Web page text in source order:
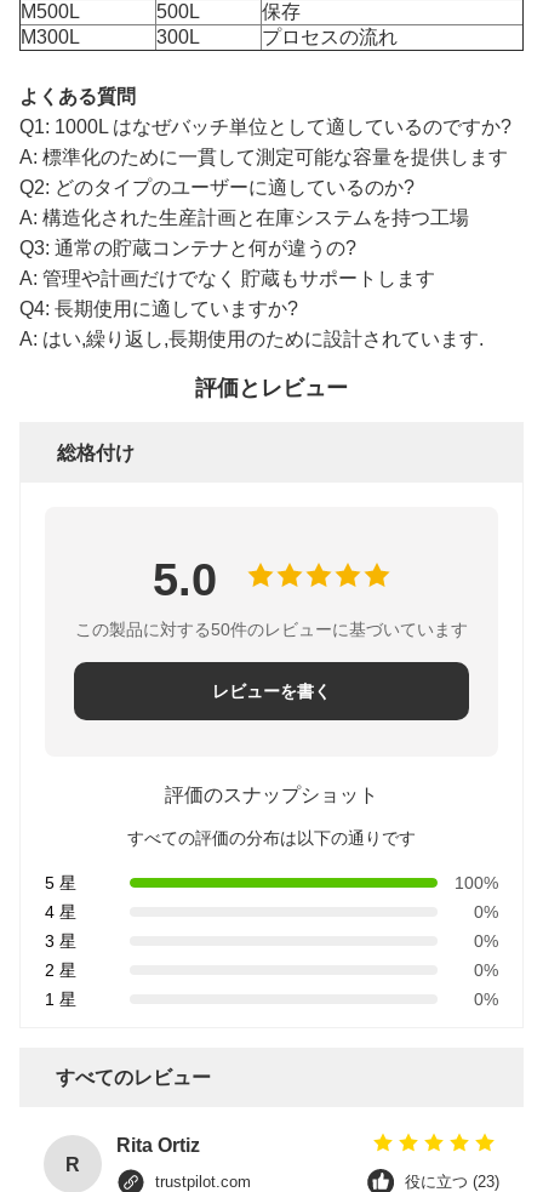
M500L
500L
保存
M300L
300L プロセスの流れ
よくある質問
Q1: 1000L はなぜバッチ単位として適しているのですか?
A: 標準化のために一貫して測定可能な容量を提供します
Q2: どのタイプのユーザーに適しているのか?
A: 構造化された生産計画と在庫システムを持つ工場
Q3: 通常の貯蔵コンテナと何が違うの?
A: 管理や計画だけでなく 貯蔵もサポートします
Q4: 長期使用に適していますか?
A: はい,繰り返し,長期使用のために設計されています.
評価とレビュー
総格付け
5.0
この製品に対する50件のレビューに基づいています
レビューを書く
評価のスナップショット
すべての評価の分布は以下の通りです
5 星
100%
4 星
0%
3 星
0%
2 星
0%
1 星
0%
すべてのレビュー
R
Rita Ortiz
trustpilot.com 役に立つ (23)